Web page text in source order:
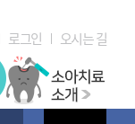
로그인 오시는 길